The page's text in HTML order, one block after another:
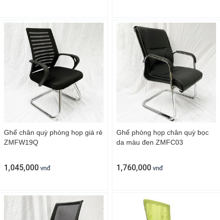
Ghế chân quỳ phòng họp giá rẻ
ZMFW19Q
1,045,000 vnđ
Ghế phòng họp chân quỳ bọc
da màu đen ZMFC03
1,760,000 vnđ